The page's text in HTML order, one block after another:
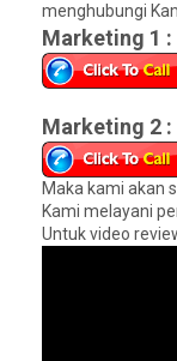
menghubungi
Marketing 1 :
Marketing 2 :
Maka kami akan
Kami melayani
Untuk video